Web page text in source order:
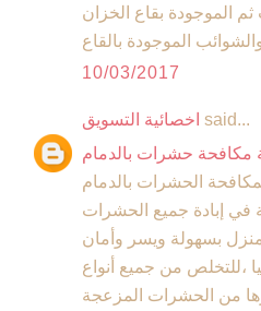
ثم الموجودة بقاع الخزان
10/03/2017
اخصائية التسويق said...
مكافحة حشرات بالدمام
الحشرات بالدمام
في إبادة جميع الحشرات
،للتخلص من جميع أنواع
من الحشرات المزعجة